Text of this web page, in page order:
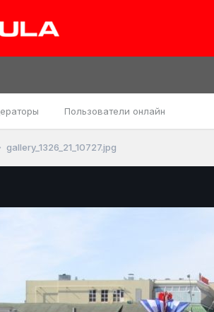
Пользователи онлайн
gallery_1326_21_10727.jpg